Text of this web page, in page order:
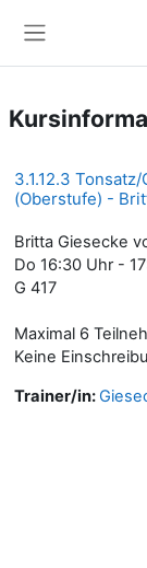
3.1.12.3
(Oberstufe) -
Britta Giesecke
Do 16:30 Uhr -
G 417
Maximal 6
Keine
Trainer/in: